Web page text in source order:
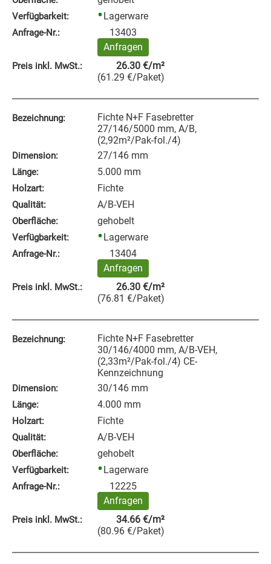
Verfügbarkeit: Lagerware
Anfrage‑Nr.:
13403
Anfragen
Preis inkl. MwSt.: 26.30 €/m²
(61.29 €/Paket)
Bezeichnung:
Fichte N+F Fasebretter
27/146/5000 mm, A/B,
(2,92m²/Pak-fol./4)
Dimension: 27/146 mm
Länge: 5.000 mm
Holzart: Fichte
Qualität: A/B-VEH
Oberfläche: gehobelt
Verfügbarkeit: Lagerware
Anfrage‑Nr.:
13404
Anfragen
Preis inkl. MwSt.: 26.30 €/m²
(76.81 €/Paket)
Bezeichnung:
Fichte N+F Fasebretter
30/146/4000 mm, A/B-VEH,
(2,33m²/Pak-fol./4) CE-
Kennzeichnung
Dimension: 30/146 mm
Länge: 4.000 mm
Holzart: Fichte
Qualität: A/B-VEH
Oberfläche: gehobelt
Verfügbarkeit: Lagerware
Anfrage‑Nr.:
12225
Anfragen
Preis inkl. MwSt.: 34.66 €/m²
(80.96 €/Paket)